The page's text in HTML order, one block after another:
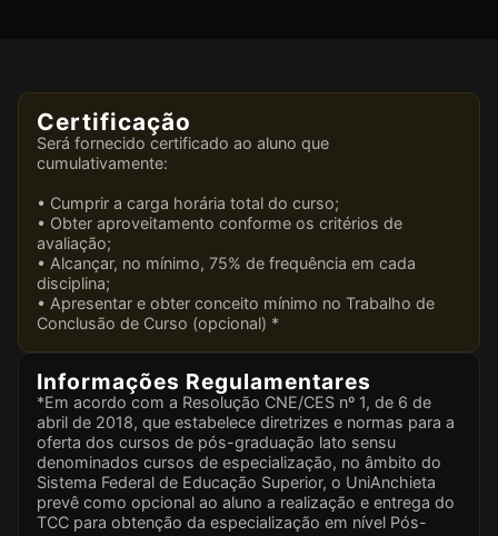
Certificação
Será fornecido certificado ao aluno que
cumulativamente:
• Cumprir a carga horária total do curso;
• Obter aproveitamento conforme os critérios de
avaliação;
• Alcançar, no mínimo, 75% de frequência em cada
disciplina;
• Apresentar e obter conceito mínimo no Trabalho de
Conclusão de Curso (opcional) *
Informações Regulamentares
*Em acordo com a Resolução CNE/CES nº 1, de 6 de
abril de 2018, que estabelece diretrizes e normas para a
oferta dos cursos de pós-graduação lato sensu
denominados cursos de especialização, no âmbito do
Sistema Federal de Educação Superior, o UniAnchieta
prevê como opcional ao aluno a realização e entrega do
TCC para obtenção da especialização em nível Pós-